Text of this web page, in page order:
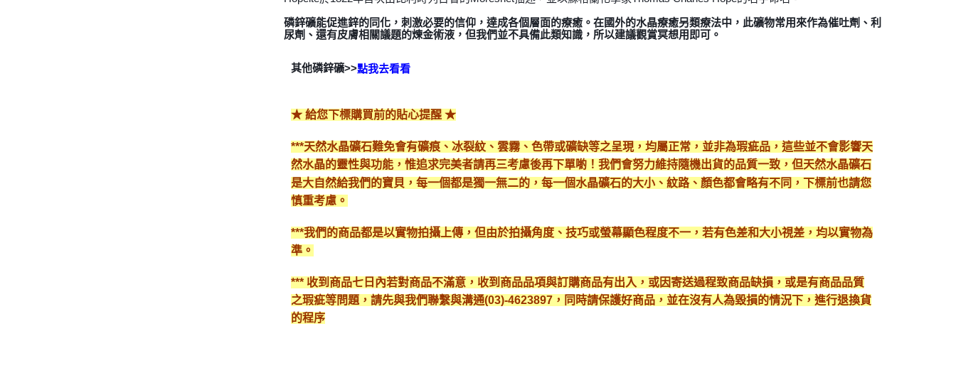
磷鋅礦能促進鋅的同化，刺激必要的信仰，達成各個層面的療癒。在國外的水晶療癒另類療法中，此礦物常用來作為催吐劑、利
尿劑、還有皮膚相關議題的煉金術液，但我們並不具備此類知識，所以建議觀賞冥想用即可。
其他磷鋅礦>>點我去看看
★ 給您下標購買前的貼心提醒 ★
***天然水晶礦石難免會有礦痕、冰裂紋、雲霧、色帶或礦缺等之呈現，均屬正常，並非為瑕疵品，這些並不會影響天
然水晶的靈性與功能，惟追求完美者請再三考慮後再下單喲！我們會努力維持隨機出貨的品質一致，但天然水晶礦石
是大自然給我們的寶貝，每一個都是獨一無二的，每一個水晶礦石的大小、紋路、顏色都會略有不同，下標前也請您
慎重考慮。
***我們的商品都是以實物拍攝上傳，但由於拍攝角度、技巧或螢幕顯色程度不一，若有色差和大小視差，均以實物為
準。
*** 收到商品七日內若對商品不滿意，收到商品品項與訂購商品有出入，或因寄送過程致商品缺損，或是有商品品質
之瑕疵等問題，請先與我們聯繫與溝通(03)-4623897，同時請保護好商品，並在沒有人為毀損的情況下，進行退換貨
的程序